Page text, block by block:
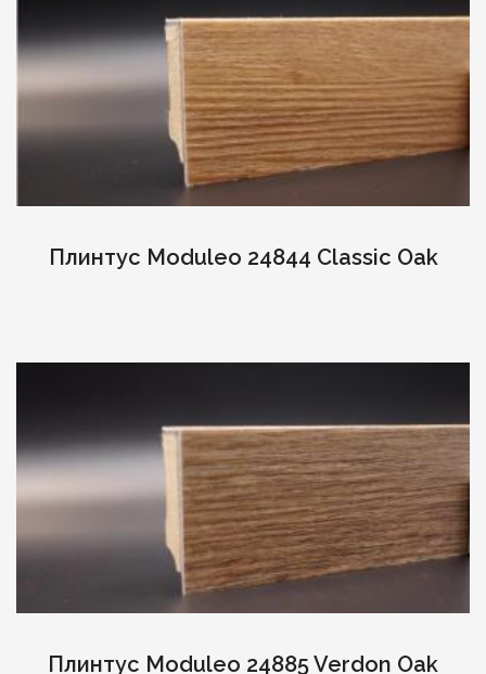
Плинтус Moduleo 24844 Classic Oak
Плинтус Moduleo 24885 Verdon Oak